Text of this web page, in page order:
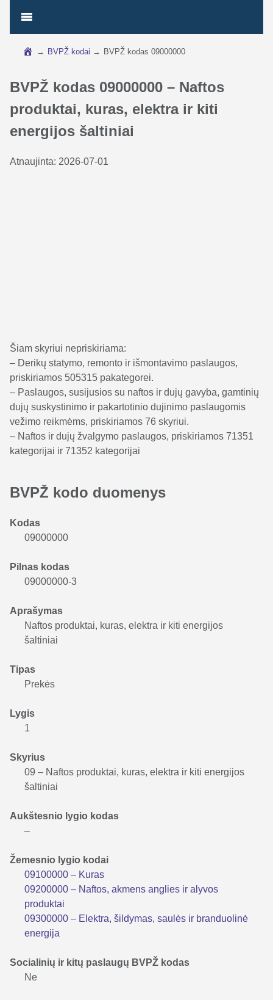
→ BVPŽ kodai → BVPŽ kodas 09000000
BVPŽ kodas 09000000 – Naftos
produktai, kuras, elektra ir kiti
energijos šaltiniai
Atnaujinta: 2026-07-01
Šiam skyriui nepriskiriama:
– Derikų statymo, remonto ir išmontavimo paslaugos,
priskiriamos 505315 pakategorei.
– Paslaugos, susijusios su naftos ir dujų gavyba, gamtinių
dujų suskystinimo ir pakartotinio dujinimo paslaugomis
vežimo reikmėms, priskiriamos 76 skyriui.
– Naftos ir dujų žvalgymo paslaugos, priskiriamos 71351
kategorijai ir 71352 kategorijai
BVPŽ kodo duomenys
Kodas
09000000
Pilnas kodas
09000000-3
Aprašymas
Naftos produktai, kuras, elektra ir kiti energijos
šaltiniai
Tipas
Prekės
Lygis
1
Skyrius
09 – Naftos produktai, kuras, elektra ir kiti energijos
šaltiniai
Aukštesnio lygio kodas
–
Žemesnio lygio kodai
09100000 – Kuras
09200000 – Naftos, akmens anglies ir alyvos
produktai
09300000 – Elektra, šildymas, saulės ir branduolinė
energija
Socialinių ir kitų paslaugų BVPŽ kodas
Ne